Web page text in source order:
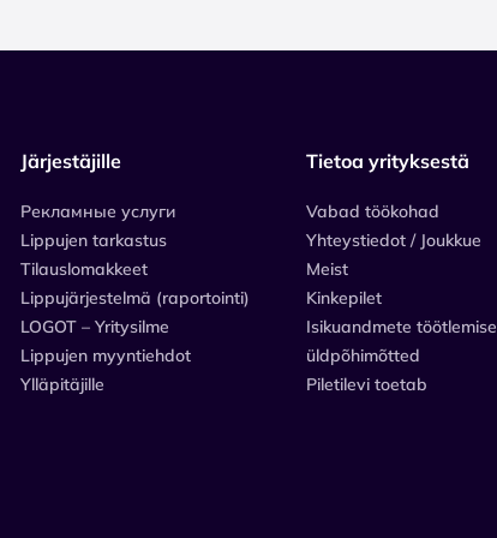
Järjestäjille
Рекламные услуги
Lippujen tarkastus
Tilauslomakkeet
Lippujärjestelmä (raportointi)
LOGOT – Yritysilme
Lippujen myyntiehdot
Ylläpitäjille
Tietoa yrityksestä
Vabad töökohad
Yhteystiedot / Joukkue
Meist
Kinkepilet
Isikuandmete töötlemise
üldpõhimõtted
Piletilevi toetab